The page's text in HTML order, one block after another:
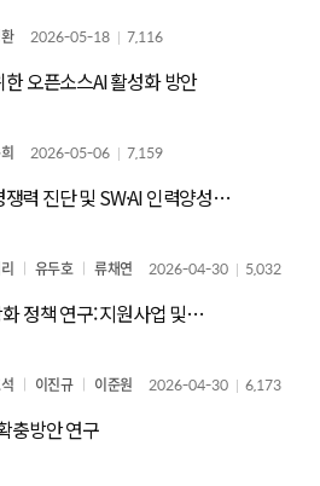
2026-05-18 7,116
글로벌 AI 경쟁력 확보를 위한 오픈소스AI 활성화 방안
2026-05-06 7,159
력 진단 및 SW·AI 인력양성
유두호 류채연 2026-04-30 5,032
구: 지원사업 및
이진규 이준원 2026-04-30 6,173
충방안 연구